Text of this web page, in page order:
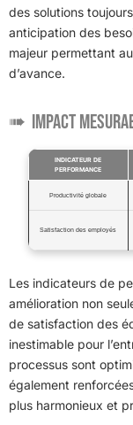
des solutions
anticipation des
majeur permettant
d’avance.
Impact
INDICATEUR DE
PERFORMANCE
Productivité globale
Satisfaction des employés
Les indicateurs de
amélioration non
de satisfaction des
inestimable pour
processus sont
également
plus harmonieux et